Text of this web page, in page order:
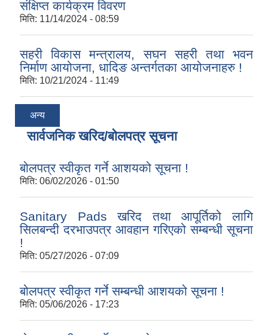
संक्षिप्त कार्यक्रम विवरण
मिति: 11/14/2024 - 08:59
सहरी विकास मन्त्रालय, सघन सहरी तथा भवन
निर्माण आयोजना, धादिङ अन्तर्गतका आयोजनाहरु !
मिति: 10/21/2024 - 11:49
अन्य
सार्वजनिक खरिद/बोलपत्र सूचना
बोलपत्र स्वीकृत गर्ने आशयको सूचना !
मिति: 06/02/2026 - 01:50
Sanitary Pads खरिद तथा आपूर्तिको लागि
सिलबन्दी दरभाउपत्र आवहान गरिएको सम्बन्धी सूचना
!
मिति: 05/27/2026 - 07:09
बोलपत्र स्वीकृत गर्ने सम्बन्धी आशयको सूचना !
मिति: 05/06/2026 - 17:23